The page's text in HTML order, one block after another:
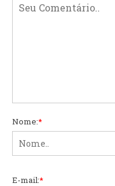
Nome:*
E-mail:*